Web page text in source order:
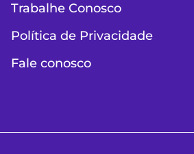
Trabalhe Conosco
Política de Privacidade
Fale conosco